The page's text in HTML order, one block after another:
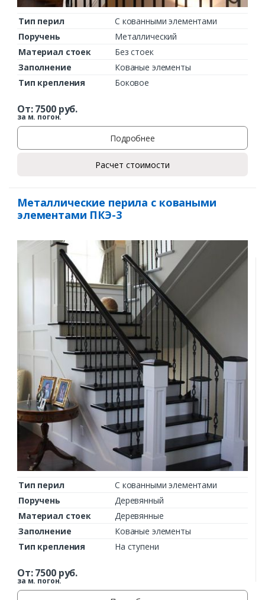
Тип перил
С кованными элементами
Поручень
Металлический
Материал стоек
Без стоек
Заполнение
Кованые элементы
Тип крепления
Боковое
От:7500руб.
за м. погон.
Подробнее
Расчет стоимости
Металлические перила с коваными
элементами ПКЭ-3
Тип перил
С кованными элементами
Поручень
Деревянный
Материал стоек
Деревянные
Заполнение
Кованые элементы
Тип крепления
На ступени
От:7500руб.
за м. погон.